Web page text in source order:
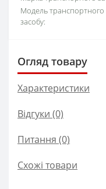
Модель транспортного
засобу:
Огляд товару
Характеристики
Відгуки (0)
Питання (0)
Схожі товари